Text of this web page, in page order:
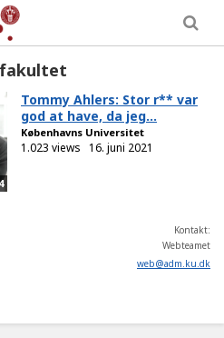
Tommy Ahlers: Stor r** var
god at have, da jeg...
Københavns Universitet
1.023 views 16. juni 2021
Kontakt:
Webteamet
web@adm.ku.dk